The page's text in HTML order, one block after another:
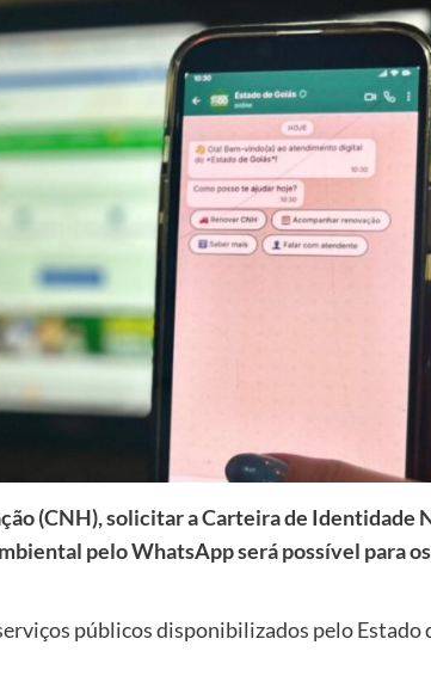
(CNH), solicitar a Carteira de Identidade
pelo WhatsApp será possível para
públicos disponibilizados pelo Estado